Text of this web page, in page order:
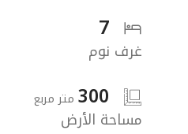
7
غرف نوم
300 متر مربع
مساحة الأرض